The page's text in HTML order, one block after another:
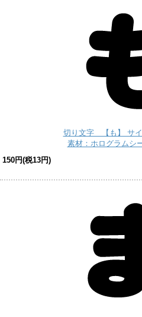
切り文字 【も】 サ
素材：ホログラムシ
150円(税13円)